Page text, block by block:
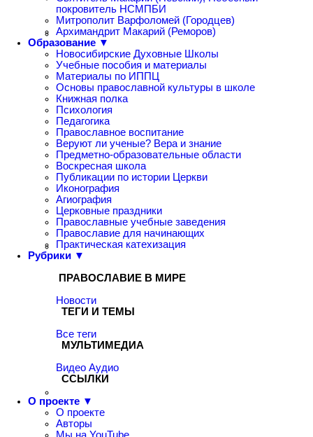
покровитель НСМПБИ
Митрополит Варфоломей (Городцев)
Архимандрит Макарий (Реморов)
Образование ▼
Новосибирские Духовные Школы
Учебные пособия и материалы
Материалы по ИППЦ
Основы православной культуры в школе
Книжная полка
Психология
Педагогика
Православное воспитание
Веруют ли ученые? Вера и знание
Предметно-образовательные области
Воскресная школа
Публикации по истории Церкви
Иконография
Агиография
Церковные праздники
Православные учебные заведения
Православие для начинающих
Практическая катехизация
Рубрики ▼
ПРАВОСЛАВИЕ В МИРЕ
Новости
ТЕГИ И ТЕМЫ
Все теги
МУЛЬТИМЕДИА
Видео Аудио
ССЫЛКИ
О проекте ▼
О проекте
Авторы